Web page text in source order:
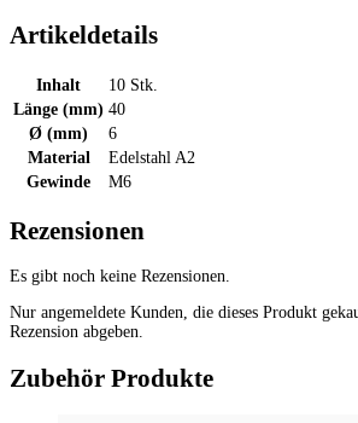
Artikeldetails
Inhalt
10 Stk.
Länge (mm) 40
Ø (mm)
6
Material
Edelstahl A2
Gewinde
M6
Rezensionen
Es gibt noch keine Rezensionen.
Nur angemeldete Kunden, die dieses Produkt
Rezension abgeben.
Zubehör Produkte